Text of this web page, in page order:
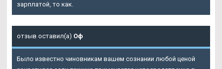
зарплатой, то как.
отзыв оставил(а) Оф
Было известно чиновникам вашем сознании любой ценой